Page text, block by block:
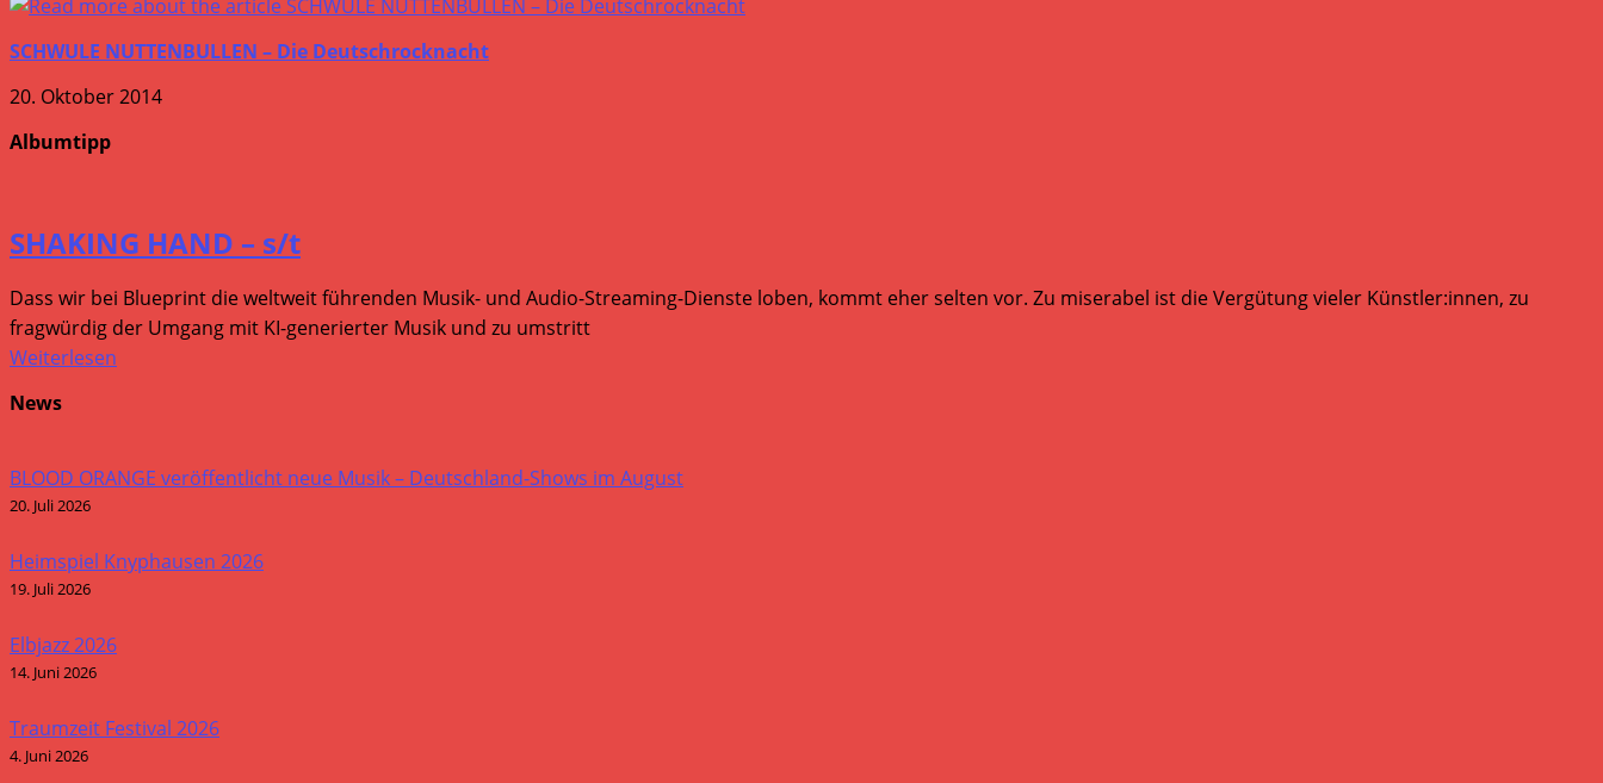
SCHWULE NUTTENBULLEN – Die Deutschrocknacht
20. Oktober 2014
Albumtipp
SHAKING HAND – s/t
Dass wir bei Blueprint die weltweit führenden Musik- und Audio-Streaming-Dienste loben, kommt eher selten vor. Zu miserabel ist die Vergütung vieler Künstler:innen, zu
fragwürdig der Umgang mit KI-generierter Musik und zu umstritt
Weiterlesen
News
BLOOD ORANGE veröffentlicht neue Musik – Deutschland-Shows im August
20. Juli 2026
Heimspiel Knyphausen 2026
19. Juli 2026
Elbjazz 2026
14. Juni 2026
Traumzeit Festival 2026
4. Juni 2026